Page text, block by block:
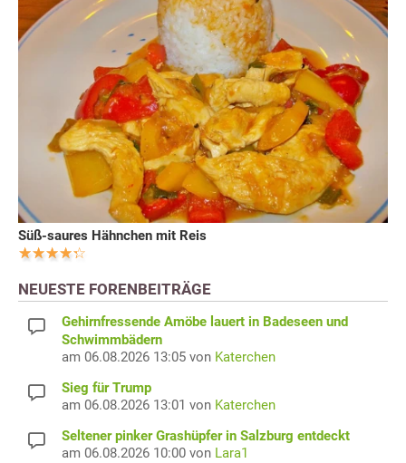
Süß-saures Hähnchen mit Reis
NEUESTE FORENBEITRÄGE
Gehirnfressende Amöbe lauert in Badeseen und
Schwimmbädern
am 06.08.2026 13:05 von Katerchen
Sieg für Trump
am 06.08.2026 13:01 von Katerchen
Seltener pinker Grashüpfer in Salzburg entdeckt
am 06.08.2026 10:00 von Lara1